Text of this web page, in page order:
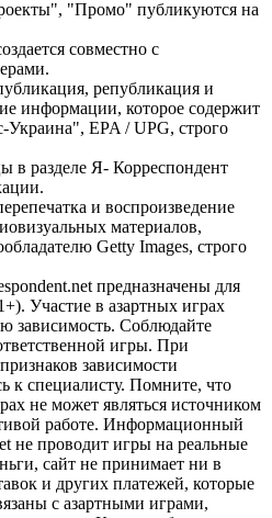
"Промо" публикуются на
совместно с
републикация и
информации, которое содержит
EPA / UPG, строго
в разделе Я- Корреспондент
и воспроизведение
материалов,
Getty Images, строго
предназначены для
Участие в азартных играх
зависимость. Соблюдайте
игры. При
зависимости
к специалисту. Помните, что
не может являться источником
работе. Информационный
не проводит игры на реальные
сайт не принимает ни в
и других платежей, которые
с азартными играми,